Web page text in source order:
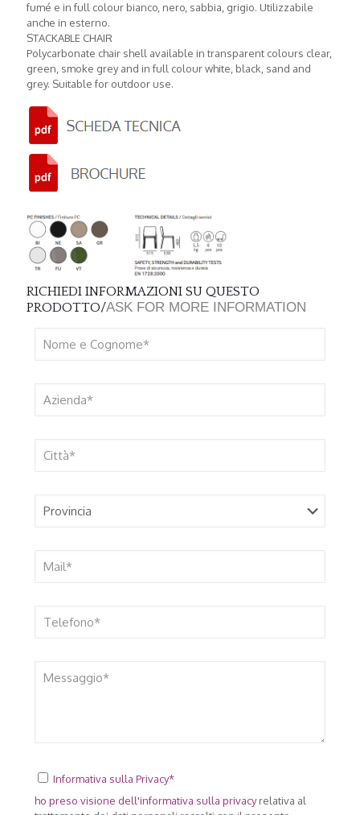
fumé e in full colour bianco, nero, sabbia, grigio. Utilizzabile
anche in esterno.
STACKABLE CHAIR
Polycarbonate chair shell available in transparent colours clear,
green, smoke grey and in full colour white, black, sand and
grey. Suitable for outdoor use.
RICHIEDI INFORMAZIONI SU QUESTO
PRODOTTO/ASK FOR MORE INFORMATION
Informativa sulla Privacy*
ho preso visione dell'informativa sulla privacyrelativa al